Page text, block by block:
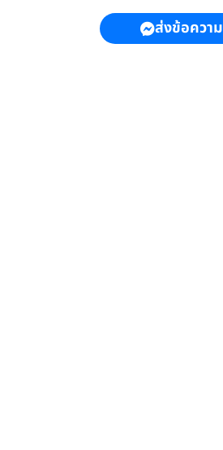
ส่งข้อความ